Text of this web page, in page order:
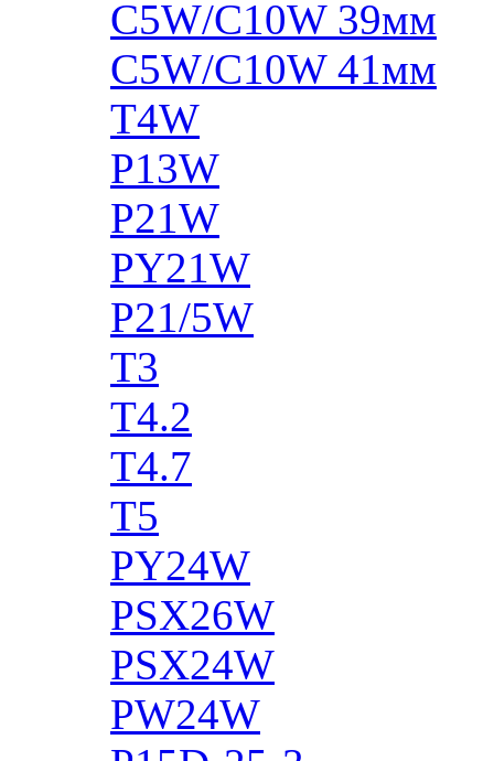
C5W/C10W 39мм
C5W/C10W 41мм
T4W
P13W
P21W
PY21W
P21/5W
T3
T4.2
T4.7
T5
PY24W
PSX26W
PSX24W
PW24W